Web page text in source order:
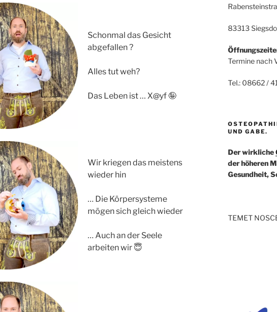
Schonmal das Gesicht
abgefallen ?
Alles tut weh?
Das Leben ist … X@yf 🤪
Wir kriegen das meistens
wieder hin
… Die Körpersysteme
mögen sich gleich wieder
… Auch an der Seele
arbeiten wir 😇
83313
Termine nach
Tel.: 08662 /
UND GABE.
Der wirkliche
der höheren
Gesundheit,
TEMET